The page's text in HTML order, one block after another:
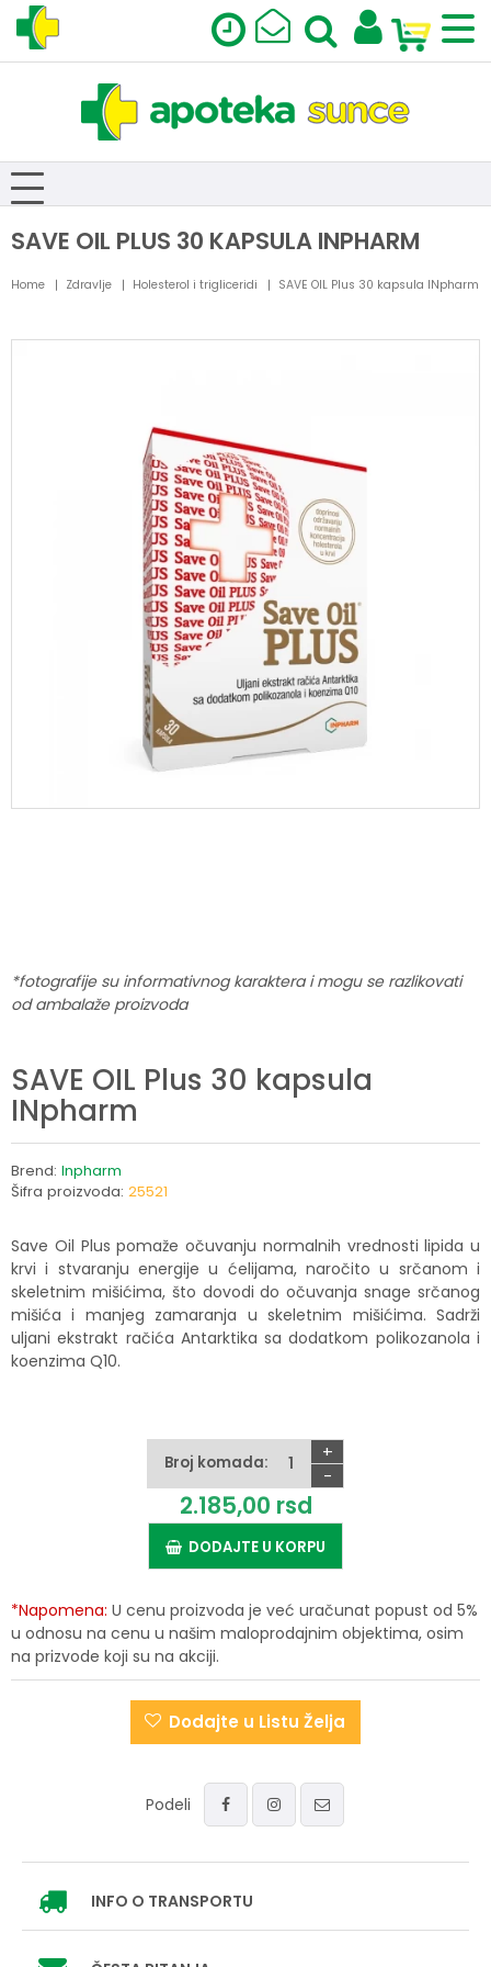
SAVE OIL PLUS 30 KAPSULA INPHARM
Home Zdravlje Holesterol i trigliceridi SAVE OIL Plus 30 kapsula INpharm
*fotografije su informativnog karaktera i mogu se razlikovati
od ambalaže proizvoda
SAVE OIL Plus 30 kapsula
INpharm
Brend: Inpharm
Šifra proizvoda: 25521
Save Oil Plus pomaže očuvanju normalnih vrednosti lipida u
krvi i stvaranju energije u ćelijama, naročito u srčanom i
skeletnim mišićima, što dovodi do očuvanja snage srčanog
mišića i manjeg zamaranja u skeletnim mišićima. Sadrži
uljani ekstrakt račića Antarktika sa dodatkom polikozanola i
koenzima Q10.
Broj komada:
+
-
2.185,00 rsd
DODAJTE U KORPU
*Napomena: U cenu proizvoda je već uračunat popust od 5%
u odnosu na cenu u našim maloprodajnim objektima, osim
na prizvode koji su na akciji.
Dodajte u Listu Želja
Podeli
INFO O TRANSPORTU